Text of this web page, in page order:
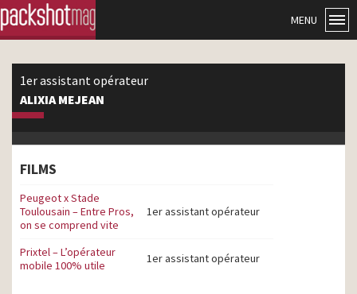
MENU
1er assistant opérateur
ALIXIA MEJEAN
FILMS
Peugeot x Stade
Toulousain – Entre Pros,
on se comprend vite
1er assistant opérateur
Prixtel – L’opérateur
mobile 100% utile
1er assistant opérateur